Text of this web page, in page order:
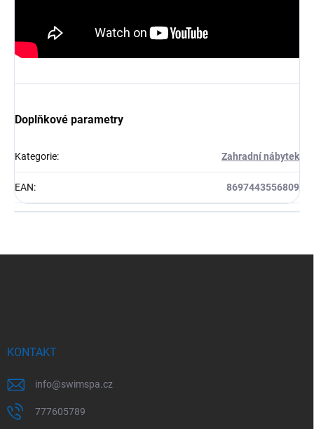
Doplňkové parametry
Kategorie: Zahradní nábytek
EAN: 8697443556809
KONTAKT
info@swimspa.cz
777605789